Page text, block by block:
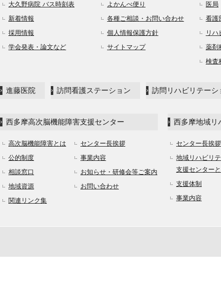
大久野病院 バス時刻表
よかんべ便り
新着情報
各種ご相談・お問い合わせ
採用情報
個人情報保護方針
学会発表・論文など
サイトマップ
医局
看護
リ
薬剤
検査
進藤医院 訪問看護ステーション 訪問リハビリテーシ
西多摩高次脳機能障害支援センター
高次脳機能障害とは
公的制度
相談窓口
地域資源
関連リンク集
センター長挨拶
事業内容
お知らせ・研修会等ご案内
お問い合わせ
西多摩地域リ
センター長挨拶
地域リハビリ
支援センター
支援体制
事業内容